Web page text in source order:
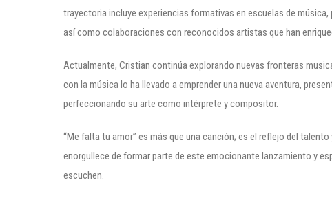
trayectoria incluye experiencias formativas en escuelas de
así como colaboraciones con reconocidos artistas que han
Actualmente, Cristian continúa explorando nuevas fronteras
con la música lo ha llevado a emprender una nueva aventura,
perfeccionando su arte como intérprete y compositor.
“Me falta tu amor” es más que una canción; es el reflejo del
enorgullece de formar parte de este emocionante lanzamiento y
escuchen.